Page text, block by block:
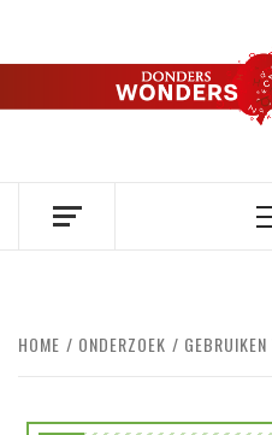
de
OVER HERSENEN EN
HOME ONDERZOEK